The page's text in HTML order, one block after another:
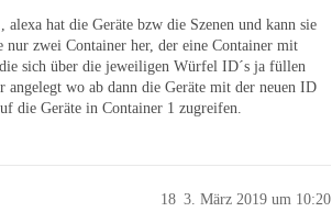
hat die Geräte bzw die Szenen und kann sie
nur zwei Container her, der eine Container mit
sich über die jeweiligen Würfel ID´s ja füllen
angelegt wo ab dann die Geräte mit der neuen ID
die Geräte in Container 1 zugreifen.
3. März 2019 um 10:20
18